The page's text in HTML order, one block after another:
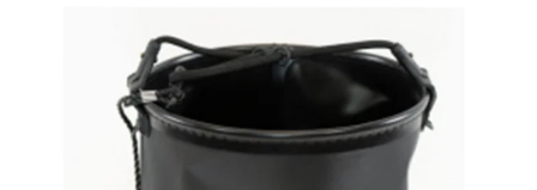
Accesorii Monturi